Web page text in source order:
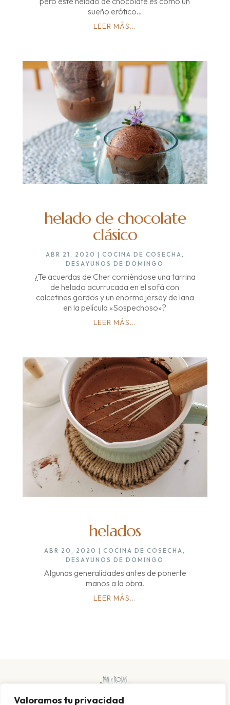
Valoramos tu privacidad
sueño erótico…
LEER MÁS...
helado de chocolate
clásico
ABR 21, 2020 | COCINA DE COSECHA ,
DESAYUNOS DE DOMINGO
¿Te acuerdas de Cher comiéndose una tarrina
de helado acurrucada en el sofá con
calcetines gordos y un enorme jersey de lana
en la película «Sospechoso»?
LEER MÁS...
helados
ABR 20, 2020 |COCINA DE COSECHA
DESAYUNOS DE DOMINGO
Algunas generalidades antes de ponerte
manos a la obra.
LEER MÁS...